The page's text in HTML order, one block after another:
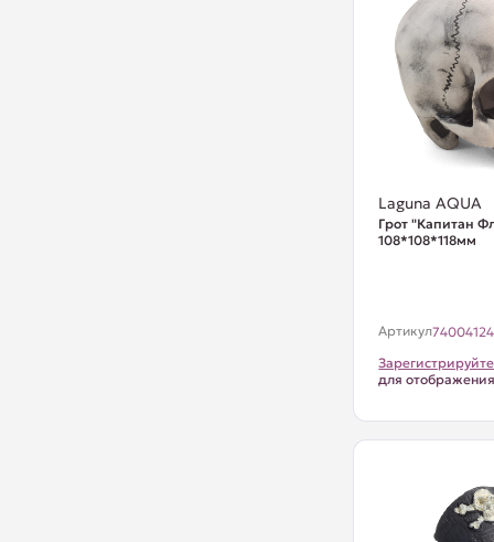
Laguna AQUA
Грот "Капитан
108*108*118мм
Артикул74004124
для